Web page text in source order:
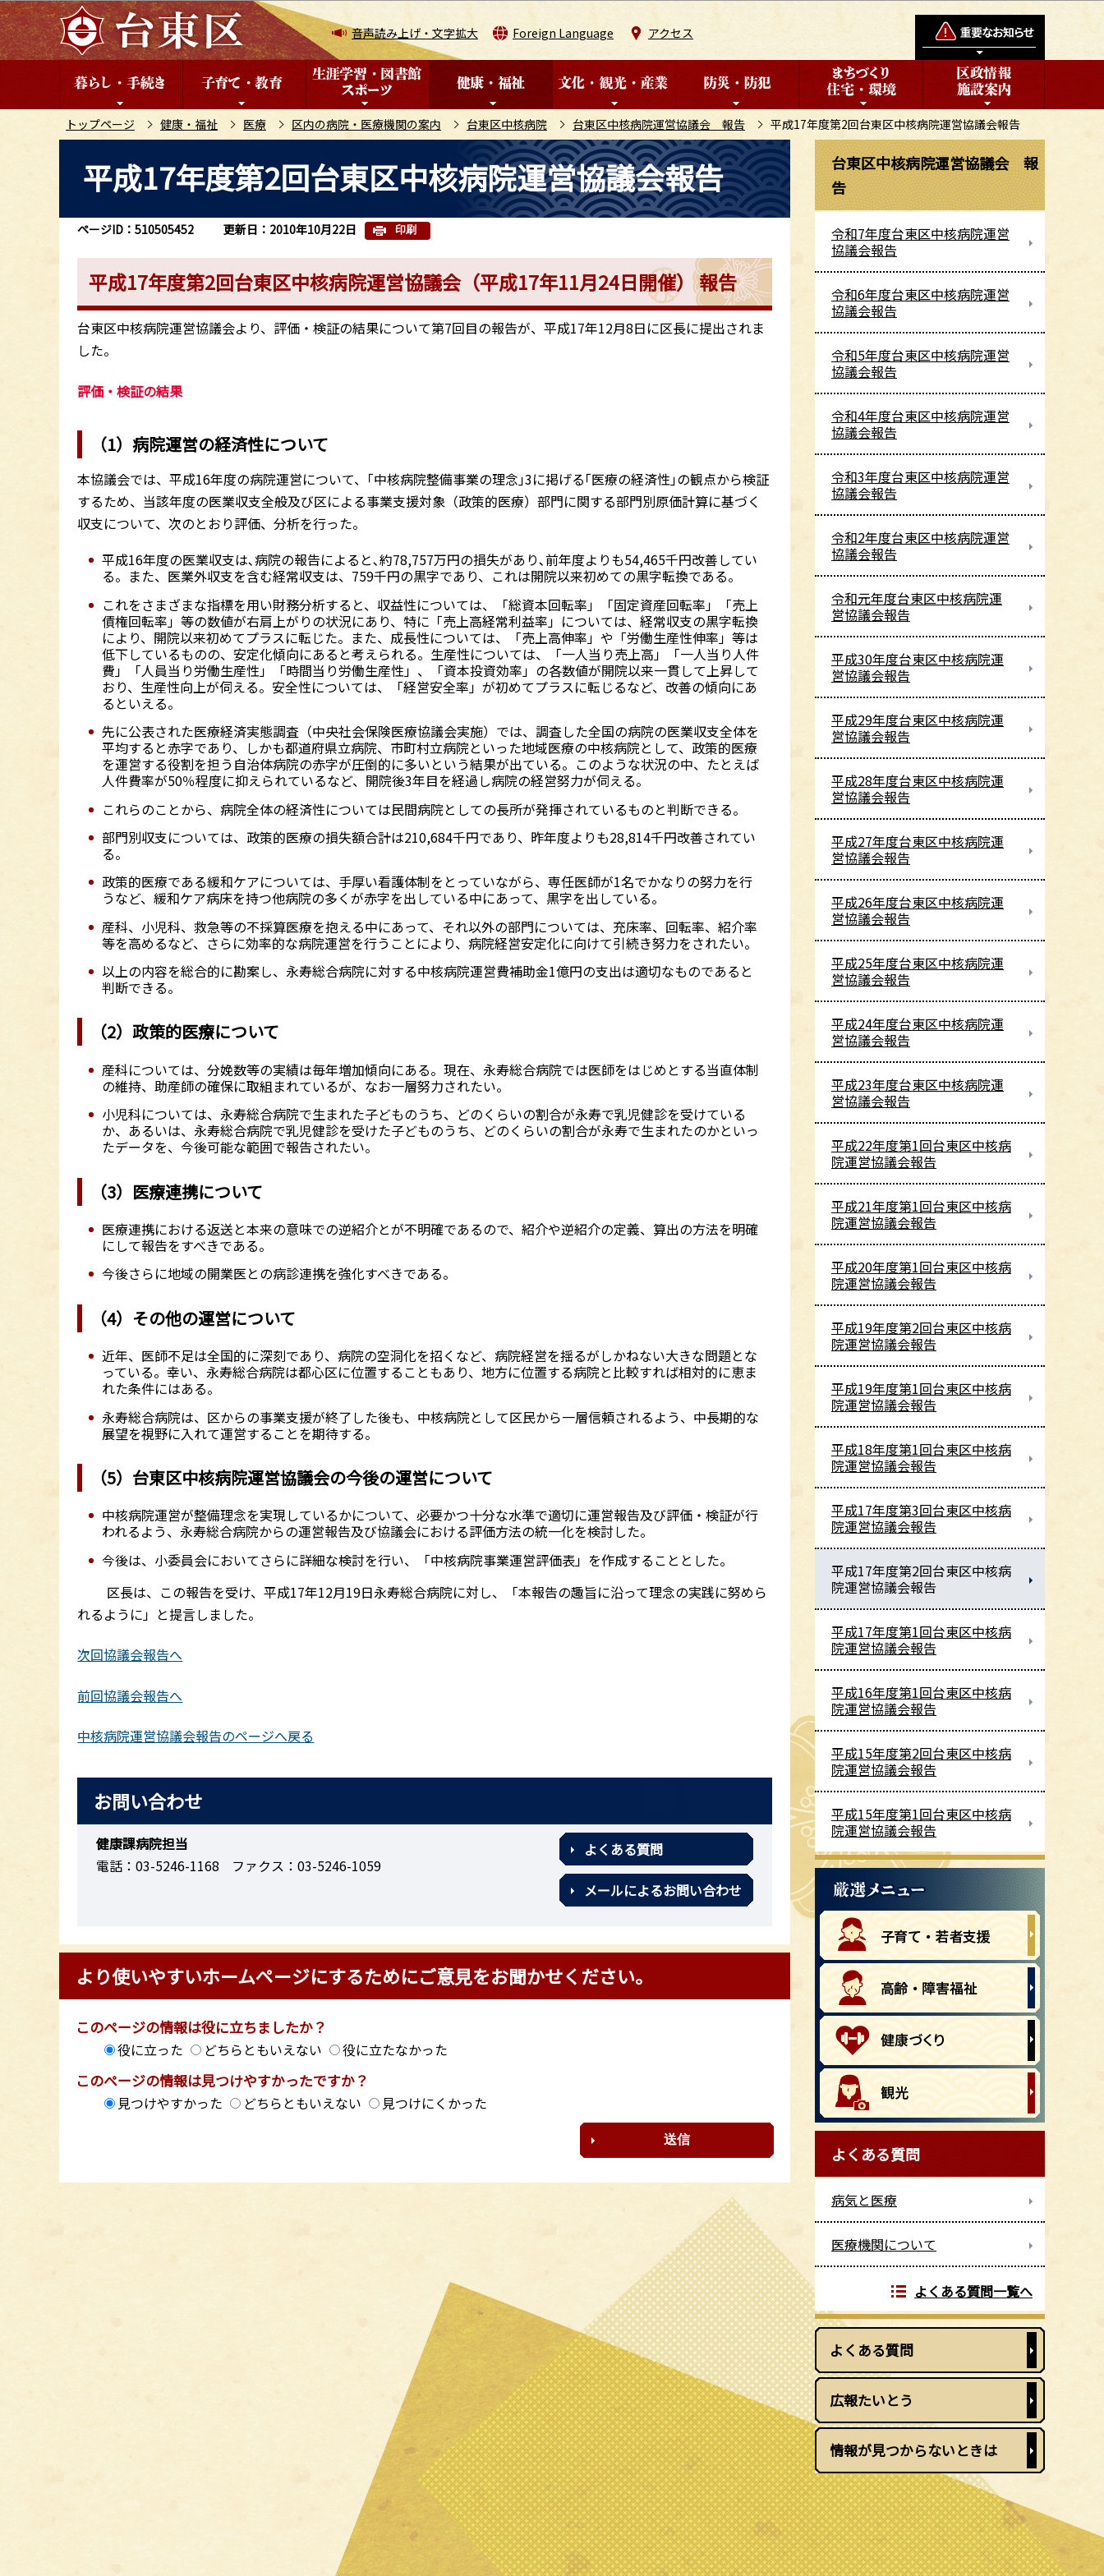
こ
の
ペ
音声読み上げ・文字拡大 Foreign Language アクセス
トップページ 健康・福祉 医療 区内の病院・医療機関の案内 台東区中核病院 台東区中核病院運営協議会 報告 平成17年度第2回台東区中核病院運営協議会報告
こ
平成17年度第2回台東区中核病院運営協議会報告
ページID：510505452 更新日：2010年10月22日 印刷
平成17年度第2回台東区中核病院運営協議会（平成17年11月24日開催） 報告
台東区中核病院運営協議会より、評価・検証の結果について第7回目の報告が、平成17年12月8日に区長に提出されま
した。
評価・検証の結果
（1）病院運営の経済性について
本協議会では、平成16年度の病院運営について、｢中核病院整備事業の理念｣3に掲げる｢医療の経済性｣の観点から検証
するため、当該年度の医業収支全般及び区による事業支援対象（政策的医療）部門に関する部門別原価計算に基づく
収支について、次のとおり評価、分析を行った。
平成16年度の医業収支は､病院の報告によると､約78,757万円の損失があり､前年度よりも54,465千円改善してい
る。また、医業外収支を含む経常収支は、759千円の黒字であり、これは開院以来初めての黒字転換である。
これをさまざまな指標を用い財務分析すると、収益性については、「総資本回転率」「固定資産回転率」「売上
債権回転率」等の数値が右肩上がりの状況にあり、特に「売上高経常利益率」については、経常収支の黒字転換
により、開院以来初めてプラスに転じた。また、成長性については、「売上高伸率」や「労働生産性伸率」等は
低下しているものの、安定化傾向にあると考えられる。生産性については、「一人当り売上高」「一人当り人件
費」「人員当り労働生産性」「時間当り労働生産性」、「資本投資効率」の各数値が開院以来一貫して上昇して
おり、生産性向上が伺える。安全性については、「経営安全率」が初めてプラスに転じるなど、改善の傾向にあ
るといえる。
先に公表された医療経済実態調査（中央社会保険医療協議会実施）では、調査した全国の病院の医業収支全体を
平均すると赤字であり、しかも都道府県立病院、市町村立病院といった地域医療の中核病院として、政策的医療
を運営する役割を担う自治体病院の赤字が圧倒的に多いという結果が出ている。このような状況の中、たとえば
人件費率が50％程度に抑えられているなど、開院後3年目を経過し病院の経営努力が伺える。
これらのことから、病院全体の経済性については民間病院としての長所が発揮されているものと判断できる。
部門別収支については、政策的医療の損失額合計は210,684千円であり、昨年度よりも28,814千円改善されてい
る。
政策的医療である緩和ケアについては、手厚い看護体制をとっていながら、専任医師が1名でかなりの努力を行
うなど、緩和ケア病床を持つ他病院の多くが赤字を出している中にあって、黒字を出している。
産科、小児科、救急等の不採算医療を抱える中にあって、それ以外の部門については、充床率、回転率、紹介率
等を高めるなど、さらに効率的な病院運営を行うことにより、病院経営安定化に向けて引続き努力をされたい。
以上の内容を総合的に勘案し、永寿総合病院に対する中核病院運営費補助金1億円の支出は適切なものであると
判断できる。
（2）政策的医療について
産科については、分娩数等の実績は毎年増加傾向にある。現在、永寿総合病院では医師をはじめとする当直体制
の維持、助産師の確保に取組まれているが、なお一層努力されたい。
小児科については、永寿総合病院で生まれた子どものうち、どのくらいの割合が永寿で乳児健診を受けている
か、あるいは、永寿総合病院で乳児健診を受けた子どものうち、どのくらいの割合が永寿で生まれたのかといっ
たデータを、今後可能な範囲で報告されたい。
（3）医療連携について
医療連携における返送と本来の意味での逆紹介とが不明確であるので、紹介や逆紹介の定義、算出の方法を明確
にして報告をすべきである。
今後さらに地域の開業医との病診連携を強化すべきである。
（4）その他の運営について
近年、医師不足は全国的に深刻であり、病院の空洞化を招くなど、病院経営を揺るがしかねない大きな問題とな
っている。幸い、永寿総合病院は都心区に位置することもあり、地方に位置する病院と比較すれば相対的に恵ま
れた条件にはある。
永寿総合病院は、区からの事業支援が終了した後も、中核病院として区民から一層信頼されるよう、中長期的な
展望を視野に入れて運営することを期待する。
（5）台東区中核病院運営協議会の今後の運営について
中核病院運営が整備理念を実現しているかについて、必要かつ十分な水準で適切に運営報告及び評価・検証が行
われるよう、永寿総合病院からの運営報告及び協議会における評価方法の統一化を検討した。
今後は、小委員会においてさらに詳細な検討を行い、「中核病院事業運営評価表」を作成することとした。
区長は、この報告を受け、平成17年12月19日永寿総合病院に対し、「本報告の趣旨に沿って理念の実践に努めら
れるように」と提言しました。
次回協議会報告へ
前回協議会報告へ
中核病院運営協議会報告のページへ戻る
お問い合わせ
健康課病院担当
電話：03-5246-1168
ファクス：03-5246-1059
よくある質問
メールによるお問い合わせ
より使いやすいホームページにするためにご意見をお聞かせください。
このページの情報は役に立ちましたか？
役に立った どちらともいえない 役に立たなかった
このページの情報は見つけやすかったですか？
見つけやすかった どちらともいえない 見つけにくかった
台東区中核病院運営協議会 報
告
令和7年度台東区中核病院運営
協議会報告
令和6年度台東区中核病院運営
協議会報告
令和5年度台東区中核病院運営
協議会報告
令和4年度台東区中核病院運営
協議会報告
令和3年度台東区中核病院運営
協議会報告
令和2年度台東区中核病院運営
協議会報告
令和元年度台東区中核病院運
営協議会報告
平成30年度台東区中核病院運
営協議会報告
平成29年度台東区中核病院運
営協議会報告
平成28年度台東区中核病院運
営協議会報告
平成27年度台東区中核病院運
営協議会報告
平成26年度台東区中核病院運
営協議会報告
平成25年度台東区中核病院運
営協議会報告
平成24年度台東区中核病院運
営協議会報告
平成23年度台東区中核病院運
営協議会報告
平成22年度第1回台東区中核病
院運営協議会報告
平成21年度第1回台東区中核病
院運営協議会報告
平成20年度第1回台東区中核病
院運営協議会報告
平成19年度第2回台東区中核病
院運営協議会報告
平成19年度第1回台東区中核病
院運営協議会報告
平成18年度第1回台東区中核病
院運営協議会報告
平成17年度第3回台東区中核病
院運営協議会報告
平成17年度第2回台東区中核病
院運営協議会報告
平成17年度第1回台東区中核病
院運営協議会報告
平成16年度第1回台東区中核病
院運営協議会報告
平成15年度第2回台東区中核病
院運営協議会報告
平成15年度第1回台東区中核病
院運営協議会報告
よくある質問
病気と医療
医療機関について
よくある質問一覧へ
よくある質問
広報たいとう
情報が見つからないときは